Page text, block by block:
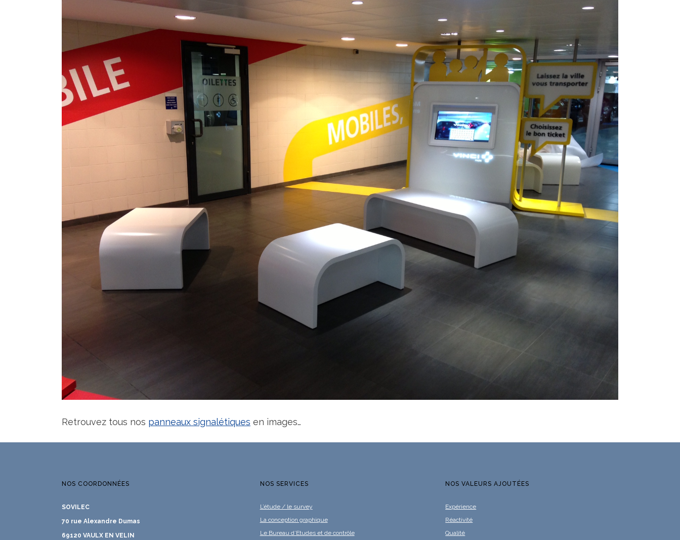
Retrouvez tous nos panneaux signalétiques en images…
NOS COORDONNÉES
SOVILEC
70 rue Alexandre Dumas
69120 VAULX EN VELIN
NOS SERVICES
L’étude / le survey
La conception graphique
Le Bureau d’Etudes et de contrôle
NOS VALEURS AJOUTÉES
Expérience
Réactivité
Qualité